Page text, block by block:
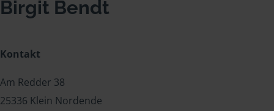
Birgit Bendt
Kontakt
Am Redder 38
25336 Klein Nordende